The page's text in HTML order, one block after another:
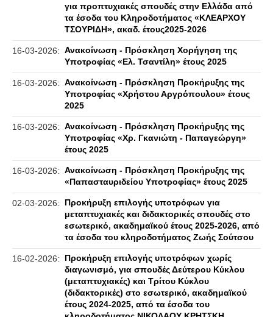
για προπτυχιακές σπουδές στην Ελλάδα από
τα έσοδα του Κληροδοτήματος «ΚΛΕΑΡΧΟΥ
ΤΣΟΥΡΙΔΗ», ακαδ. έτους2025-2026
16-03-2026: Ανακοίνωση - Πρόσκληση Χορήγηση της
Υποτροφίας «Ελ. Τσαντίλη» έτους 2025
16-03-2026: Ανακοίνωση - Πρόσκληση Προκήρυξης της
Υποτροφίας «Χρήστου Αργρόπουλου» έτους
2025
16-03-2026: Ανακοίνωση - Πρόσκληση Προκήρυξης της
Υποτροφίας «Χρ. Γκανιώτη - Παπαγεώργη»
έτους 2025
16-03-2026: Ανακοίνωση - Πρόσκληση Προκήρυξης της
«Παπασταυριδείου Υποτροφίας» έτους 2025
02-03-2026:
Προκήρυξη επιλογής υποτρόφων για
μεταπτυχιακές και διδακτορικές σπουδές στο
εσωτερικό, ακαδημαϊκού έτους 2025-2026, από
τα έσοδα του κληροδοτήματος Ζωής Σούτσου
16-02-2026:
Προκήρυξη επιλογής υποτρόφων χωρίς
διαγωνισμό, για σπουδές Δεύτερου Κύκλου
(μεταπτυχιακές) και Τρίτου Κύκλου
(διδακτορικές) στο εσωτερικό, ακαδημαϊκού
έτους 2024-2025, από τα έσοδα του